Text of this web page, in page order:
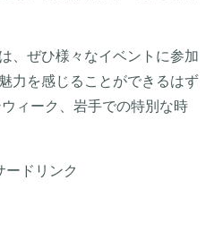
、ぜひ様々なイベントに参加
力を感じることができるはず
ィーク、岩手での特別な時
ードリンク